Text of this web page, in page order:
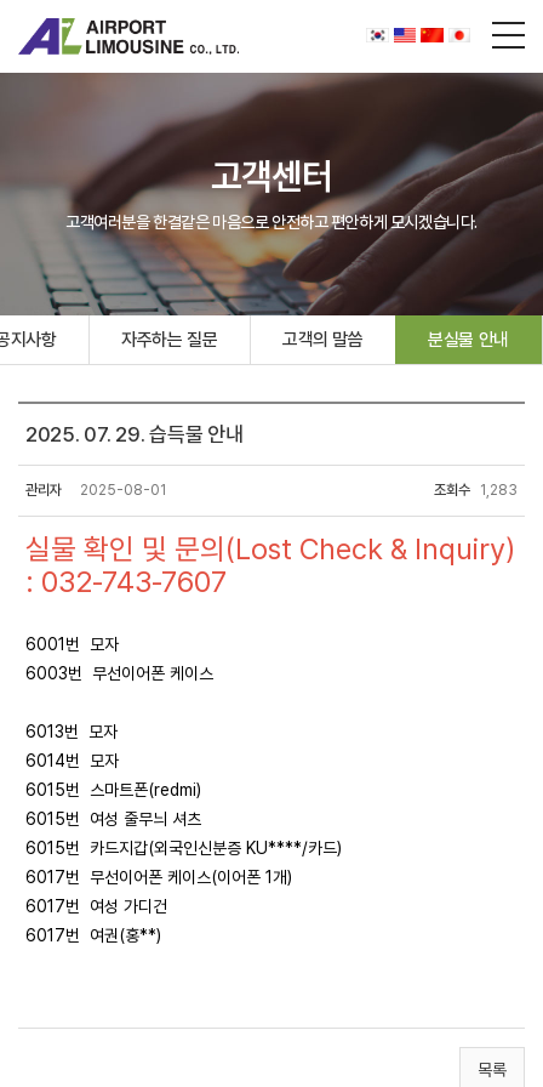
고객센터
고객여러분을 한결같은 마음으로 안전하고 편안하게 모시겠습니다.
지사항 자주하는 질문 고객의 말씀 분실물 안내
2025. 07. 29. 습득물 안내
관리자 2025-08-01 조회수 1,283
실물 확인 및 문의(Lost Check & Inquiry)
: 032-743-7607
6001번 모자
6003번 무선이어폰 케이스
6013번 모자
6014번 모자
6015번 스마트폰(redmi)
6015번 여성 줄무늬 셔츠
6015번 카드지갑(외국인신분증 KU****/카드)
6017번 무선이어폰 케이스(이어폰 1개)
6017번 여성 가디건
6017번 여권(홍**)
목록